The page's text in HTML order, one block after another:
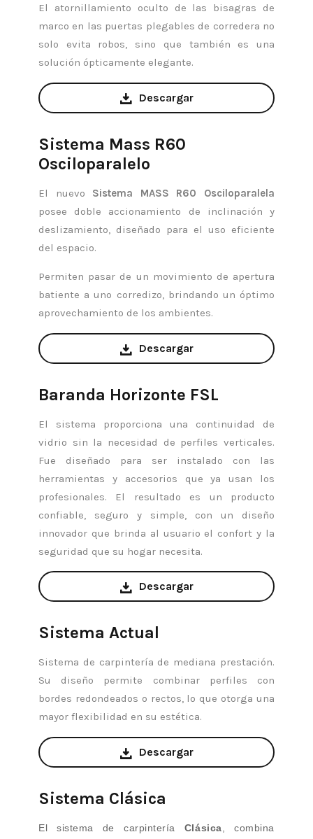
El atornillamiento oculto de las bisagras de
marco en las puertas plegables de corredera no
solo evita robos, sino que también es una
solución ópticamente elegante.
Descargar
Sistema Mass R60
Osciloparalelo
El nuevo Sistema MASS R60 Osciloparalela
posee doble accionamiento de inclinación y
deslizamiento, diseñado para el uso eficiente
del espacio.
Permiten pasar de un movimiento de apertura
batiente a uno corredizo, brindando un óptimo
aprovechamiento de los ambientes.
Descargar
Baranda Horizonte FSL
El sistema proporciona una continuidad de
vidrio sin la necesidad de perfiles verticales.
Fue diseñado para ser instalado con las
herramientas y accesorios que ya usan los
profesionales. El resultado es un producto
confiable, seguro y simple, con un diseño
innovador que brinda al usuario el confort y la
seguridad que su hogar necesita.
Descargar
Sistema Actual
Sistema de carpintería de mediana prestación.
Su diseño permite combinar perfiles con
bordes redondeados o rectos, lo que otorga una
mayor flexibilidad en su estética.
Descargar
Sistema Clásica
El sistema de carpintería Clásica, combina